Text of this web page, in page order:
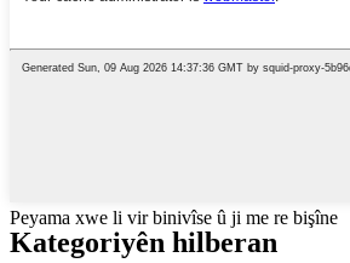
Peyama xwe li vir binivîse û ji me re bişîne
Kategoriyên hilberan